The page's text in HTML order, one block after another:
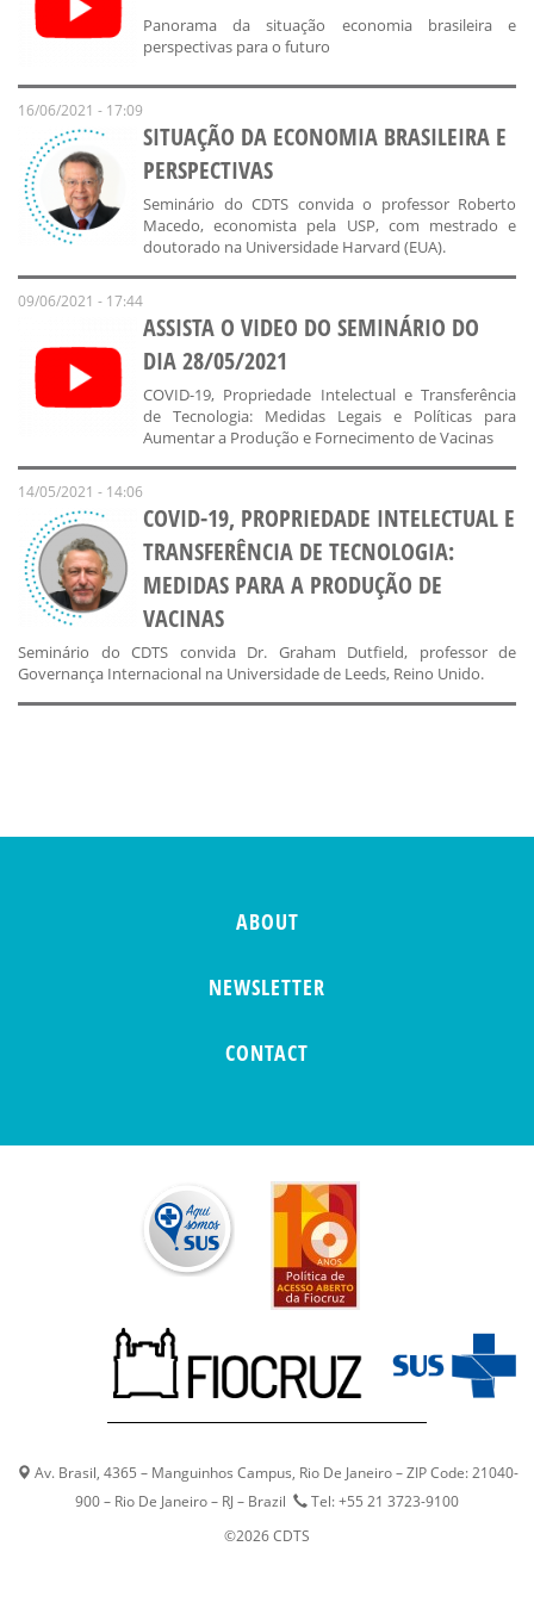
Panorama da situação economia brasileira e
perspectivas para o futuro
16/06/2021 - 17:09
SITUAÇÃO DA ECONOMIA BRASILEIRA E
PERSPECTIVAS
Seminário do CDTS convida o professor Roberto
Macedo, economista pela USP, com mestrado e
doutorado na Universidade Harvard (EUA).
09/06/2021 - 17:44
ASSISTA O VIDEO DO SEMINÁRIO DO
DIA 28/05/2021
COVID-19, Propriedade Intelectual e Transferência
de Tecnologia: Medidas Legais e Políticas para
Aumentar a Produção e Fornecimento de Vacinas
14/05/2021 - 14:06
COVID-19, PROPRIEDADE INTELECTUAL E
TRANSFERÊNCIA DE TECNOLOGIA:
MEDIDAS PARA A PRODUÇÃO DE
VACINAS
Seminário do CDTS convida Dr. Graham Dutfield, professor de
Governança Internacional na Universidade de Leeds, Reino Unido.
ABOUT
NEWSLETTER
CONTACT
Av. Brasil, 4365 – Manguinhos Campus, Rio De Janeiro – ZIP Code: 21040-
900 – Rio De Janeiro – RJ – Brazil
Tel: +55 21 3723-9100
©2026 CDTS